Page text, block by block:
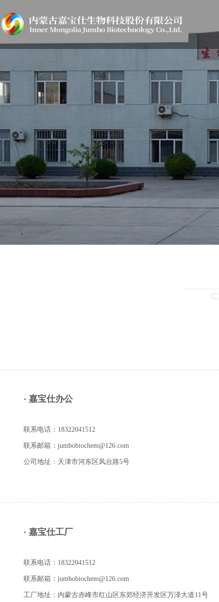
· 嘉宝仕办公
联系电话：18322041512
联系邮箱：jumbobiochem@126.com
公司地址：天津市河东区凤台路5号
· 嘉宝仕工厂
联系电话：18322041512
联系邮箱：jumbobiochem@126.com
工厂地址：内蒙古赤峰市红山区东郊经济开发区万泽大道11号